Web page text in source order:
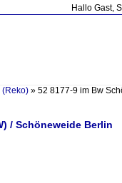
Hallo Gast,
(Reko) » 52 8177-9 im Bw
/ Schöneweide Berlin